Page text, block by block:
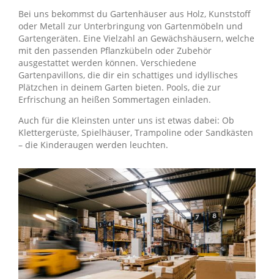
Bei uns bekommst du Gartenhäuser aus Holz, Kunststoff
oder Metall zur Unterbringung von Gartenmöbeln und
Gartengeräten. Eine Vielzahl an Gewächshäusern, welche
mit den passenden Pflanzkübeln oder Zubehör
ausgestattet werden können. Verschiedene
Gartenpavillons, die dir ein schattiges und idyllisches
Plätzchen in deinem Garten bieten. Pools, die zur
Erfrischung an heißen Sommertagen einladen.
Auch für die Kleinsten unter uns ist etwas dabei: Ob
Klettergerüste, Spielhäuser, Trampoline oder Sandkästen
– die Kinderaugen werden leuchten.